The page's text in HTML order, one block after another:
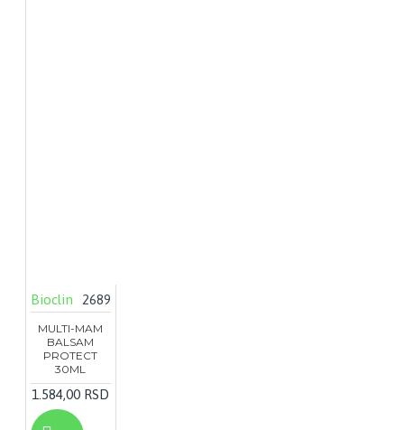
Bioclin 2689
MULTI-MAM
BALSAM
PROTECT
30ML
1.584,00 RSD